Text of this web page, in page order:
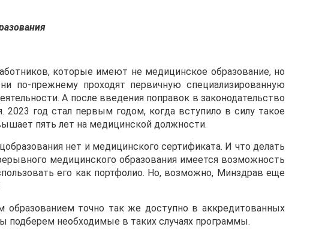
которые имеют не медицинское образование, но
по-прежнему проходят первичную специализированную
А после введения поправок в законодательство
2023 год стал первым годом, когда вступило в силу такое
пять лет на медицинской должности.
нет и медицинского сертификата. И что делать
медицинского образования имеется возможность
его как портфолио. Но, возможно, Минздрав еще
образованием точно так же доступно в аккредитованных
подберем необходимые в таких случаях программы.